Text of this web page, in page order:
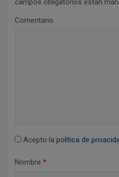
campos obligatorios están
Comentario
Acepto la política de
Nombre *